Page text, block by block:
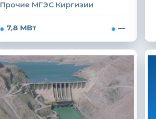
Прочие МГЭС Киргизии
7,8 МВт —